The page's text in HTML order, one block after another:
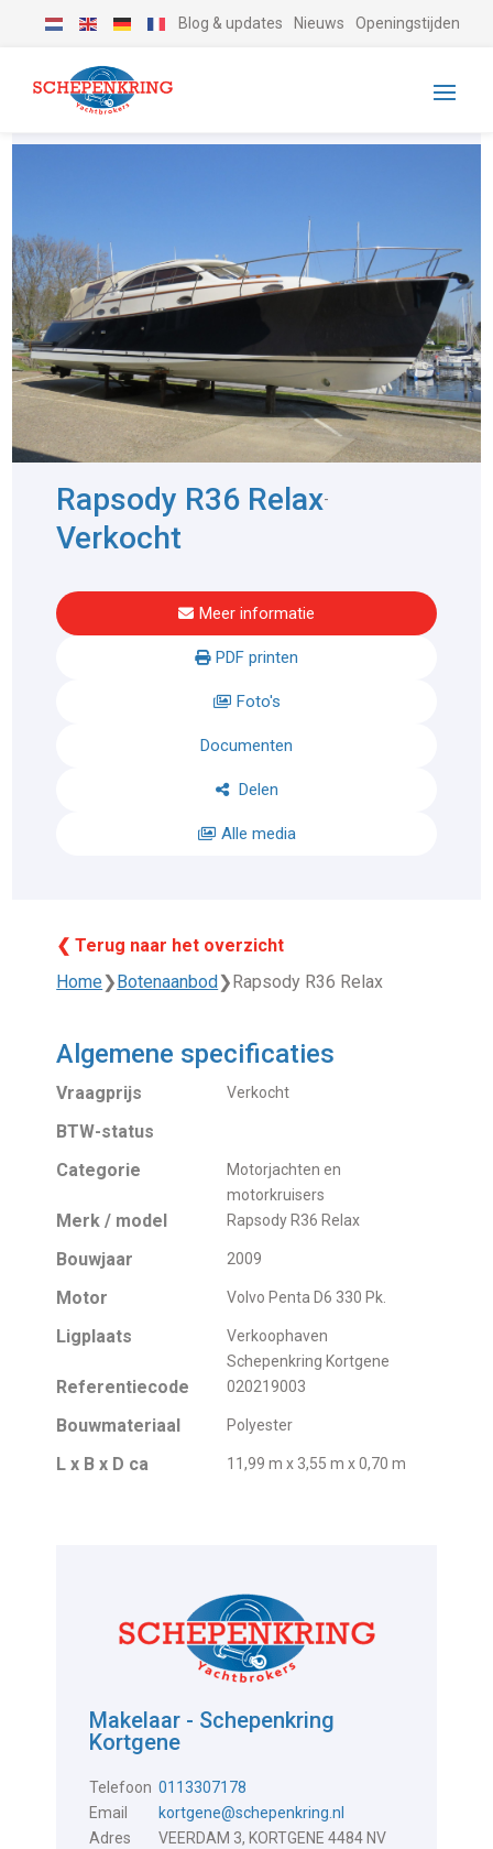
Blog & updates Nieuws Openingstijden
Rapsody R36 Relax-
Verkocht
Meer informatie
PDF printen
Foto's
Documenten
Delen
Alle media
❮ Terug naar het overzicht
Home❯ Botenaanbod ❯ Rapsody R36 Relax
Algemene specificaties
Vraagprijs Verkocht
BTW-status
Categorie
Motorjachten en
motorkruisers
Merk / model Rapsody R36 Relax
Bouwjaar 2009
Motor Volvo Penta D6 330 Pk.
Ligplaats
Verkoophaven
Schepenkring Kortgene
Referentiecode 020219003
Bouwmateriaal Polyester
L x B x D ca 11,99 m x 3,55 m x 0,70 m
Makelaar - Schepenkring
Kortgene
Telefoon 0113307178
Email
kortgene@schepenkring.nl
Adres
VEERDAM 3, KORTGENE 4484 NV